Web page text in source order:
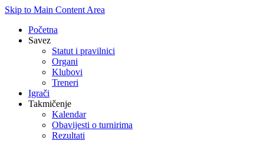
Skip to Main Content Area
Početna
Savez
Statut i pravilnici
Organi
Klubovi
Treneri
Igrači
Takmičenje
Kalendar
Obavijesti o turnirima
Rezultati